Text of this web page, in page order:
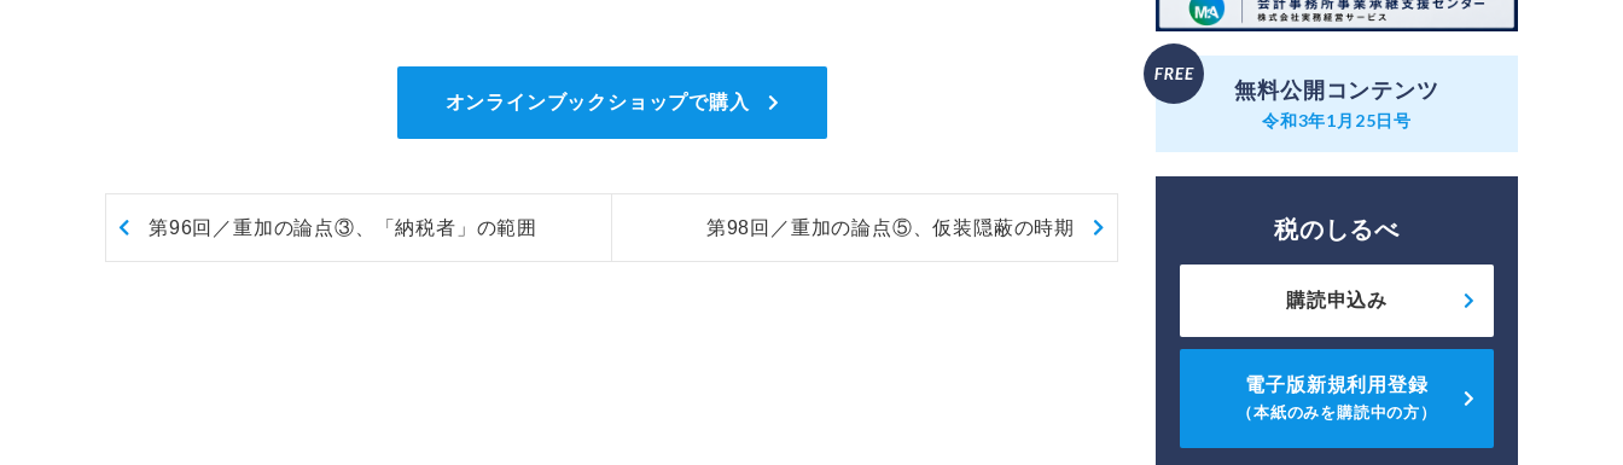
オンラインブックショップで購入
第96回／重加の論点③、「納税者」の範囲 第98回／重加の論点⑤、仮装隠蔽の時期
無料公開コンテンツ
令和3年1月25日号
税のしるべ
購読申込み
電子版新規利用登録
（本紙のみを購読中の方）